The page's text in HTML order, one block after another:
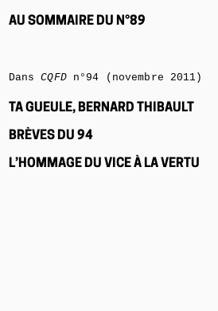
AU SOMMAIRE DU N°89
DansCQFDn°94 (novembre 2011)
TA GUEULE, BERNARD THIBAULT
BRÈVES DU 94
L’HOMMAGE DU VICE À LA VERTU